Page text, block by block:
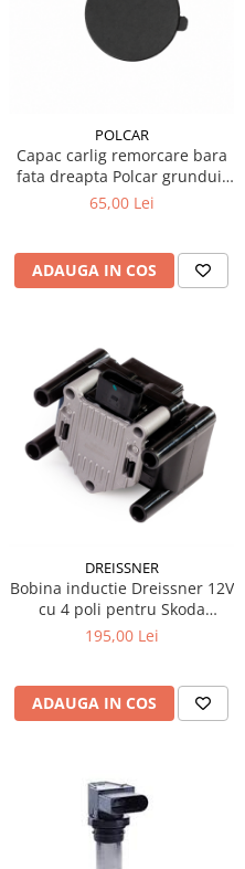
POLCAR
Capac carlig remorcare bara
fata dreapta Polcar grunduit
pentru VW Touareg 7P
65,00 Lei
ADAUGA IN COS
DREISSNER
Bobina inductie Dreissner 12V
cu 4 poli pentru Skoda
Octavia I 1U2
195,00 Lei
ADAUGA IN COS